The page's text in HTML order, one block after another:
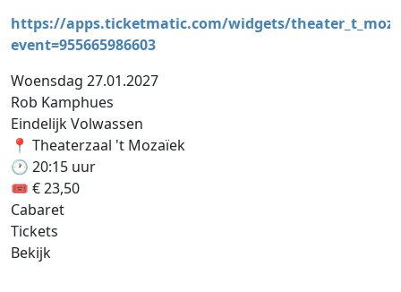
https://apps.ticketmatic.com/widgets/
event=955665986603
Woensdag 27.01.2027
Rob Kamphues
Eindelijk Volwassen
📍 Theaterzaal 't Mozaïek
🕐 20:15 uur
🎟 € 23,50
Cabaret
Tickets
Bekijk